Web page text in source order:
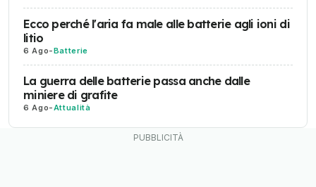
Ecco perché l'aria fa male alle batterie agli ioni di
litio
6 Ago-Batterie
La guerra delle batterie passa anche dalle
miniere di grafite
6 Ago-Attualità